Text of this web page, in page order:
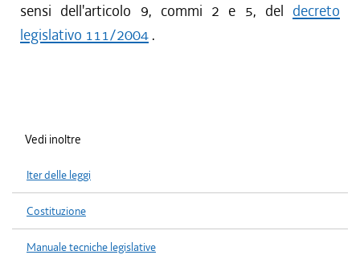
sensi dell'articolo 9, commi 2 e 5, del decreto
legislativo 111/2004 .
Vedi inoltre
Iter delle leggi
Costituzione
Manuale tecniche legislative